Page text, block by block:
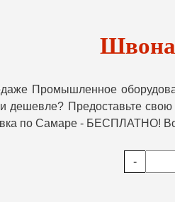
Промышленное
дешевле? Предоставьте
по Самаре - БЕСПЛАТНО!
-